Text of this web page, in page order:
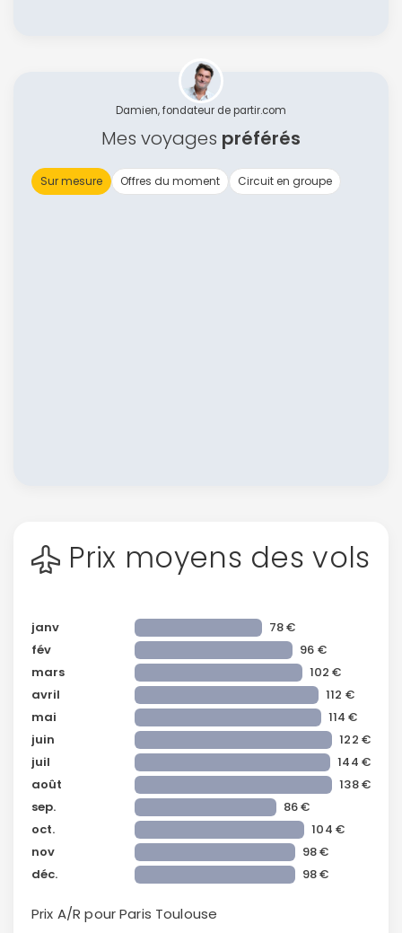
Damien, fondateur de partir.com
Mes voyages préférés
Sur mesure Offres du moment Circuit en groupe
Prix moyens des vols
janv
78 €
fév
96 €
mars
102 €
avril
112 €
mai
114 €
juin
122 €
juil
144 €
août
138 €
sep.
86 €
oct.
104 €
nov
98 €
déc.
98 €
Prix A/R pour Paris Toulouse